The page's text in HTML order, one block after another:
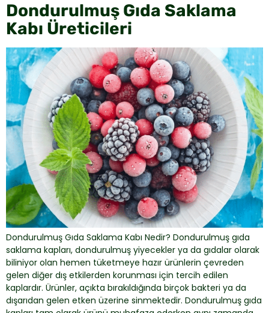
Dondurulmuş Gıda Saklama
Kabı Üreticileri
Dondurulmuş Gıda Saklama Kabı Nedir? Dondurulmuş gıda
saklama kapları, dondurulmuş yiyecekler ya da gıdalar olarak
biliniyor olan hemen tüketmeye hazır ürünlerin çevreden
gelen diğer dış etkilerden korunması için tercih edilen
kaplardır. Ürünler, açıkta bırakıldığında birçok bakteri ya da
dışarıdan gelen etken üzerine sinmektedir. Dondurulmuş gıda